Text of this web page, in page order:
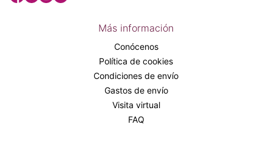
Más información
Conócenos
Política de cookies
Condiciones de envío
Gastos de envío
Visita virtual
FAQ